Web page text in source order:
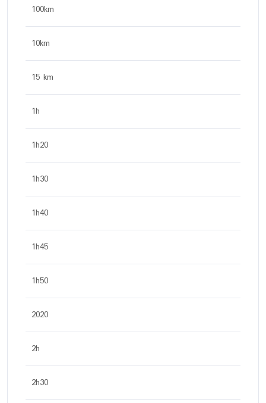
100km
10km
15 km
1h
1h20
1h30
1h40
1h45
1h50
2020
2h
2h30